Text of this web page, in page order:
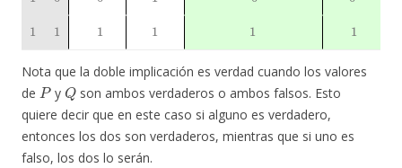
1
1 1 1 1 1
Nota que la doble implicación es verdad cuando los valores
de
P
y
Q
son ambos verdaderos o ambos falsos. Esto
quiere decir que en este caso si alguno es verdadero,
entonces los dos son verdaderos, mientras que si uno es
falso, los dos lo serán.